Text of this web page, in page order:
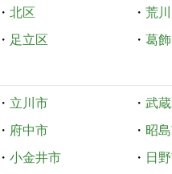
・ 北区 ・ 荒
・ 足立区 ・ 葛
・ 立川市 ・ 武
・ 府中市 ・ 昭
・ 小金井市 ・ 日